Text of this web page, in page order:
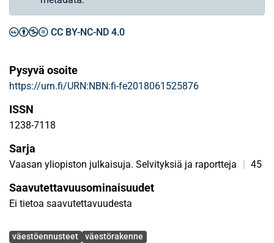
CC BY-NC-ND 4.0
Pysyvä osoite
https://urn.fi/URN:NBN:fi-fe2018061525876
ISSN
1238-7118
Sarja
Vaasan yliopiston julkaisuja. Selvityksiä ja raportteja | 45
Saavutettavuusominaisuudet
Ei tietoa saavutettavuudesta
Avainsanat
väestöennusteet väestörakenne